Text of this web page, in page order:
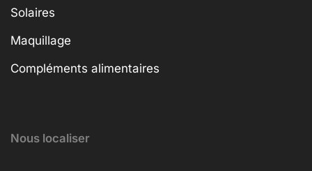
Solaires
Maquillage
Compléments alimentaires
Nous localiser